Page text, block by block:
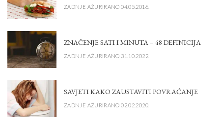
ZADNJE AŽURIRANO 04.05.2016.
ZNAČENJE SATI I MINUTA – 48 DEFINICIJA
ZADNJE AŽURIRANO 31.10.2022.
SAVJETI KAKO ZAUSTAVITI POVRAĆANJE
ZADNJE AŽURIRANO 02.02.2020.